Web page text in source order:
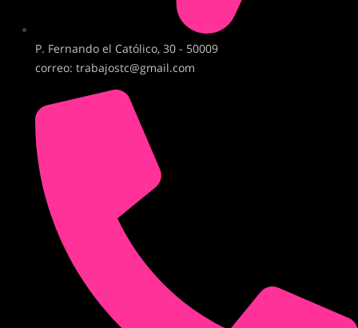
P. Fernando el Católico, 30 - 50009
correo: trabajostc@gmail.com